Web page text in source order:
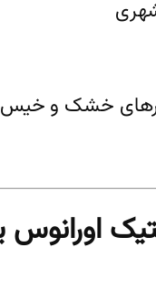
خشک و خیس
اورانوس